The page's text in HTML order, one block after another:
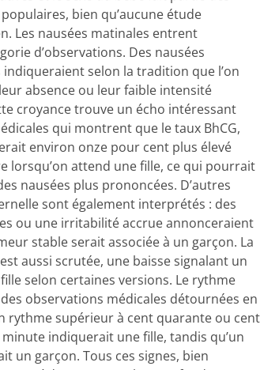
bien qu’aucune étude
Les nausées matinales entrent
d’observations. Des nausées
selon la tradition que l’on
absence ou leur faible intensité
croyance trouve un écho intéressant
qui montrent que le taux BhCG,
environ onze pour cent plus élevé
lorsqu’on attend une fille, ce qui pourrait
nausées plus prononcées. D’autres
sont également interprétés : des
ou une irritabilité accrue annonceraient
stable serait associée à un garçon. La
aussi scrutée, une baisse signalant un
selon certaines versions. Le rythme
observations médicales détournées en
rythme supérieur à cent quarante ou cent
indiquerait une fille, tandis qu’un
un garçon. Tous ces signes, bien